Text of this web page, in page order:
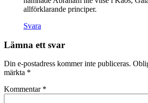
allförklarande principer.
Svara
Lämna ett svar
Din e-postadress kommer inte publiceras.
märkta *
Kommentar *